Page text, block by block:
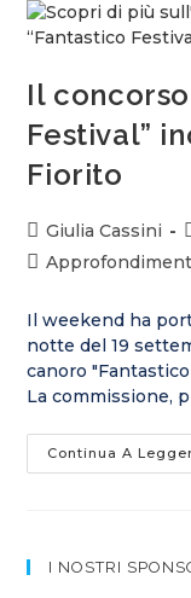
Il
Festival”
Fiorito
Giulia Cassini
Il weekend ha
notte del 19
canoro
La commissione,
Continua A
I NOSTRI